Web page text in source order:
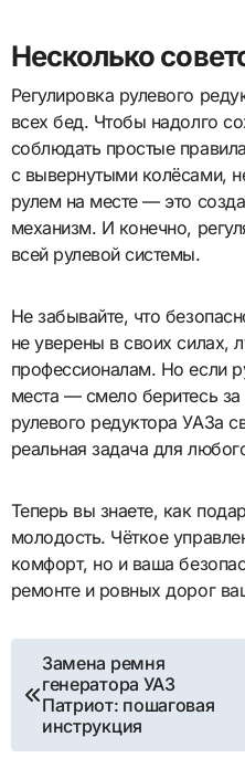
Несколько
Регулировка рулевого
всех бед. Чтобы надолго
соблюдать простые
с вывернутыми колёсами,
рулем на месте — это
механизм. И конечно,
всей рулевой системы.
Не забывайте, что
не уверены в своих силах,
профессионалам. Но если
места — смело беритесь
рулевого редуктора УАЗа
реальная задача для
Теперь вы знаете, как
молодость. Чёткое
комфорт, но и ваша
ремонте и ровных дорог
Навигация
по
записям
Замена ремня
генератора УАЗ
Патриот: пошаговая
инструкция